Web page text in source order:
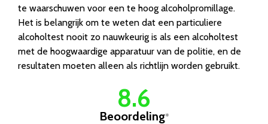
te waarschuwen voor een te hoog alcoholpromillage.
Het is belangrijk om te weten dat een particuliere
alcoholtest nooit zo nauwkeurig is als een alcoholtest
met de hoogwaardige apparatuur van de politie, en de
resultaten moeten alleen als richtlijn worden gebruikt.
8.6
Beoordeling*